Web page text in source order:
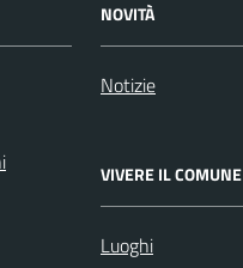
NOVITÀ
Notizie
VIVERE IL COMUNE
Luoghi